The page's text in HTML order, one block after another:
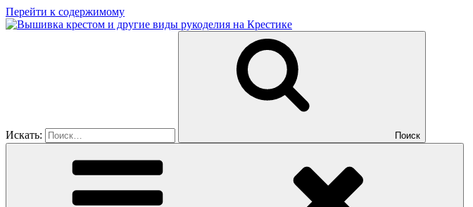
Перейти к содержимому
Искать: Поиск